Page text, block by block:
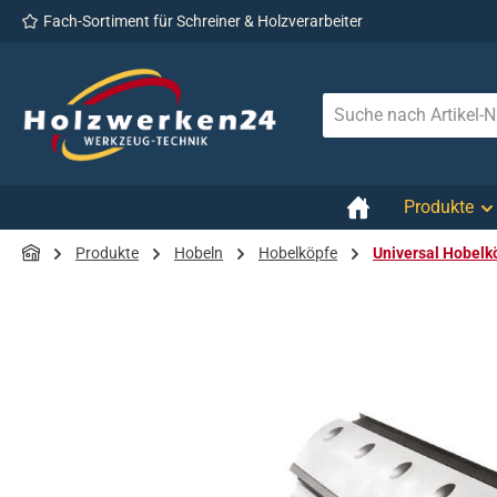
Hauptinhalt springen
Zur Suche springen
Zur Hauptnavigation springen
Fach-Sortiment für Schreiner & Holzverarbeiter
Produkte
Produkte Hobeln Hobelköpfe Universal